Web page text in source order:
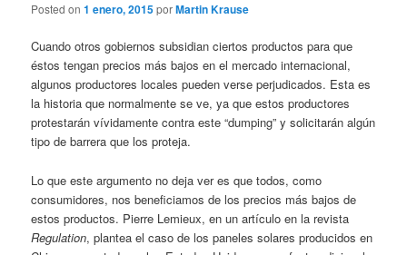
Posted on1 enero, 2015porMartin Krause
Cuando otros gobiernos subsidian ciertos productos para que
éstos tengan precios más bajos en el mercado internacional,
algunos productores locales pueden verse perjudicados. Esta es
la historia que normalmente se ve, ya que estos productores
protestarán vívidamente contra este “dumping” y solicitarán algún
tipo de barrera que los proteja.
Lo que este argumento no deja ver es que todos, como
consumidores, nos beneficiamos de los precios más bajos de
estos productos. Pierre Lemieux, en un artículo en la revista
Regulation, plantea el caso de los paneles solares producidos en